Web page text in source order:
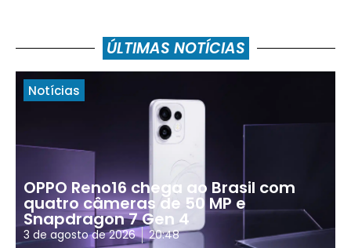
ÚLTIMAS NOTÍCIAS
Notícias
OPPO Reno16 chega ao Brasil com
quatro câmeras de 50 MP e
Snapdragon 7 Gen 4
3 de agosto de 2026 20:48